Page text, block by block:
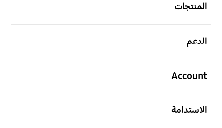
المنتجات
الدعم
Account
الاستدامة